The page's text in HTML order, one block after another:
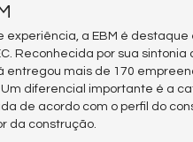
experiência, a EBM é
Reconhecida por sua
entregou mais de 170
diferencial importante é a
de acordo com o perfil do
da construção.